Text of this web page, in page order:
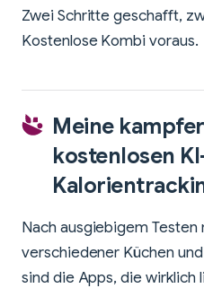
Zwei Schritte geschafft,
Kostenlose Kombi voraus.
Meine
kostenlosen
Nach ausgiebigem
verschiedener Küchen
sind die Apps, die wirklich